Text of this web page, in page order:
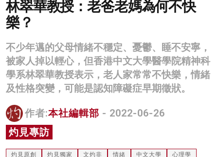
健康
商業
科技
影片
名家榜
灼見活動
關於我們
林翠華教授：老爸老媽為何不快
樂？
不少年邁的父母情緒不穩定、憂鬱、睡不安寧，
被家人掉以輕心，但香港中文大學醫學院精神科
學系林翠華教授表示，老人家常常不快樂，情緒
及性格突變，可能是認知障礙症早期徵狀。
作者:本社編輯部 - 2022-06-26
灼見專訪
灼見原創 灼見獨家 文灼非 情緒 中文大學
心理學